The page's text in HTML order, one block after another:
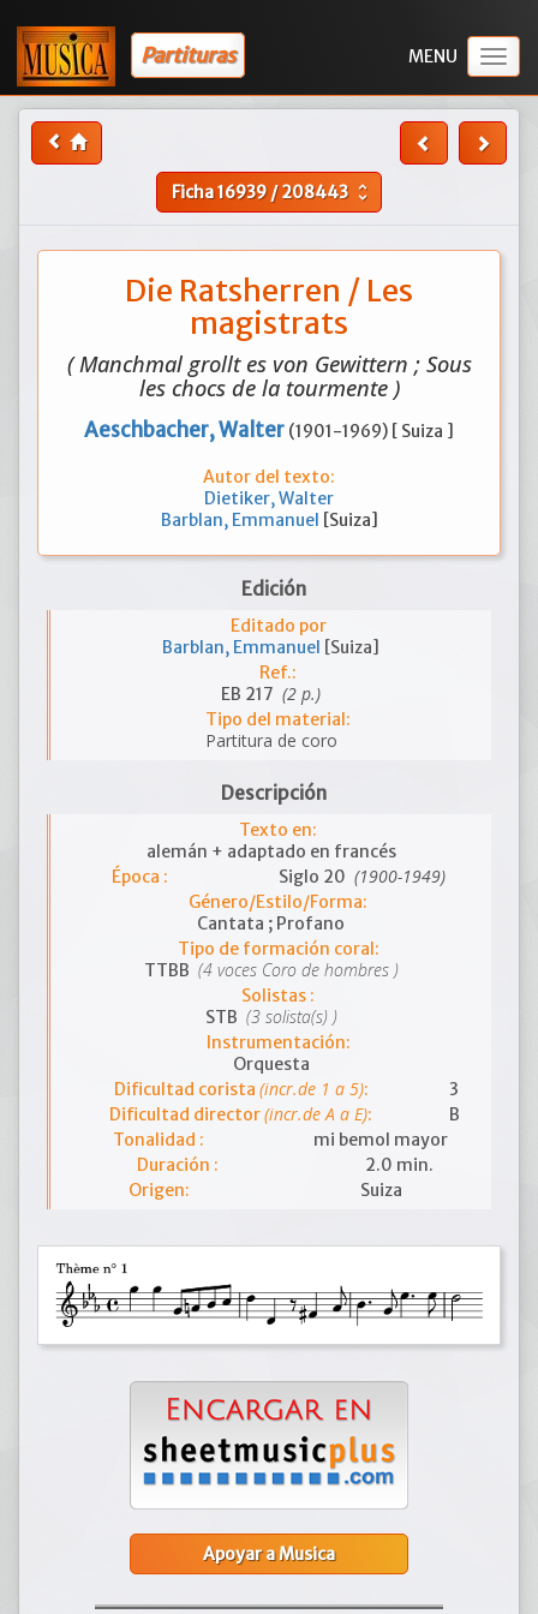
Partituras
Ficha16939/208443 unfold_more
Die Ratsherren / Les
magistrats
( Manchmal grollt es von Gewittern ; Sous
les chocs de la tourmente )
Aeschbacher, Walter (1901-1969) [ Suiza ]
Autor del texto:
Dietiker, Walter
Barblan, Emmanuel [Suiza]
Edición
Editado por
Barblan, Emmanuel [Suiza]
Ref.:
EB 217 (2 p.)
Tipo del material:
Partitura de coro
Descripción
Texto en:
alemán + adaptado en francés
Época :
Siglo 20 (1900-1949)
Género/Estilo/Forma:
Cantata ; Profano
Tipo de formación coral:
TTBB (4 voces Coro de hombres )
Solistas :
STB (3 solista(s) )
Instrumentación:
Orquesta
Dificultad corista (incr.de 1 a 5):
3
Dificultad director(incr.de A a E):
B
Tonalidad :
mi bemol mayor
Duración :
2.0 min.
Origen:
Suiza
Apoyar a Musica